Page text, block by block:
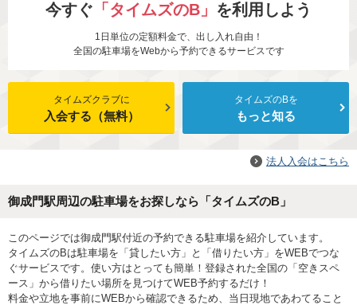
今すぐ 「タイムズのB」 を利用しよう
1日単位の定額料金で、出し入れ自由！
全国の駐車場をWebから予約できるサービスです
タイムズクラブに
入会する（無料）
タイムズのBを
もっと知る
法人入会はこちら
御成門駅周辺の駐車場をお探しなら「タイムズのB」
このページでは御成門駅付近の予約できる駐車場を紹介しています。
タイムズのBは駐車場を「貸したい方」と「借りたい方」をWEBでつな
ぐサービスです。使い方はとっても簡単！登録された全国の「空きスペ
ース」から借りたい場所を見つけてWEB予約するだけ！
料金や立地を事前にWEBから確認できるため、当日現地であわてること